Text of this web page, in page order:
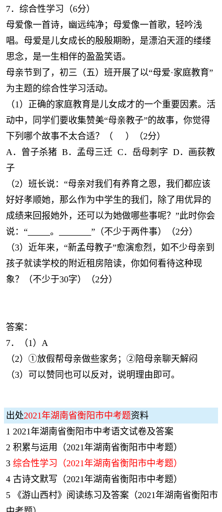
7．综合性学习（6分）
母爱像一首诗，幽远纯净；母爱像一首歌，轻吟浅
唱。母爱是儿女成长的殷殷期盼，是漂泊天涯的缕缕
思念，是一生相伴的盈盈笑语。
母亲节到了，初三（五）班开展了以“母爱·家庭教育”
为主题的综合性学习活动。
（1）正确的家庭教育是儿女成才的一个重要因素。活
动中，同学们要收集赞美“母亲教子”的故事，你觉得
下列哪个故事不太合适？（ ）（2分）
A．曾子杀猪 B．孟母三迁 C．岳母刺字 D．画荻教
子
（2）班长说：“母亲对我们有养育之恩，我们都应该
好好孝顺她，那么作为中学生的我们，除了用优异的
成绩来回报她外，还可以为她做哪些事呢？”此时你会
说：“
。
”（不少于两件事）（2分）
（3）近年来，“新孟母教子”愈演愈烈，如不少母亲到
孩子就读学校的附近租房陪读，你如何看待这种现
象？（不少于30字）（2分）
答案：
7．（1）A
（2）①放假帮母亲做些家务；②陪母亲聊天解闷
（3）可以赞同也可以反对，说明理由即可。
出处2021年湖南省衡阳市中考题资料
1 2021年湖南省衡阳市中考语文试卷及答案
2 积累与运用（2021年湖南省衡阳市中考题）
3 综合性学习（2021年湖南省衡阳市中考题）
4 古诗文默写（2021年湖南省衡阳市中考题）
5
《游山西村》阅读练习及答案（2021年湖南省衡阳市